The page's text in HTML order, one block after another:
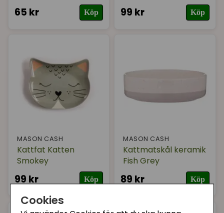
Cookies
65 kr Köp 99 kr Köp
MASON CASH
Kattfat Katten
Smokey
99 kr Köp
MASON CASH
Kattmatskål keramik
Fish Grey
89 kr Köp